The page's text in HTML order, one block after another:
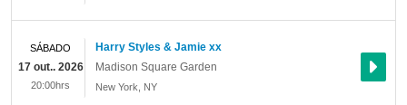
Harry Styles & Jamie xx
Madison Square Garden
New York NY
SÁBADO
17 out.. 2026
20:00hrs